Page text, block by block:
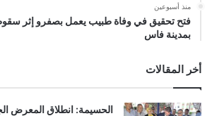
منذ أسبوعين
فتح تحقيق في وفاة طبيب يعمل بصفرو إثر
بمدينة فاس
أخر المقالات
الحسيمة: انطلاق المعرض